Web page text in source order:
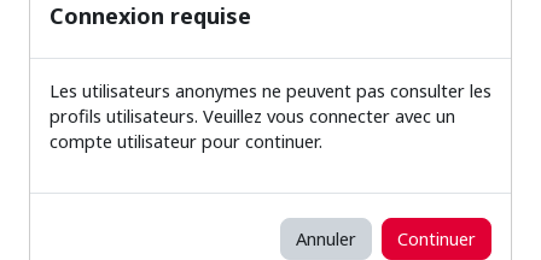
Connexion requise
Les utilisateurs anonymes ne peuvent pas consulter les
profils utilisateurs. Veuillez vous connecter avec un
compte utilisateur pour continuer.
Annuler Continuer